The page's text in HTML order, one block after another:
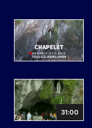
31:00